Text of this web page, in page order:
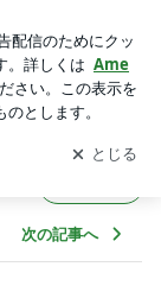
取りまし
開く
次の記事へ